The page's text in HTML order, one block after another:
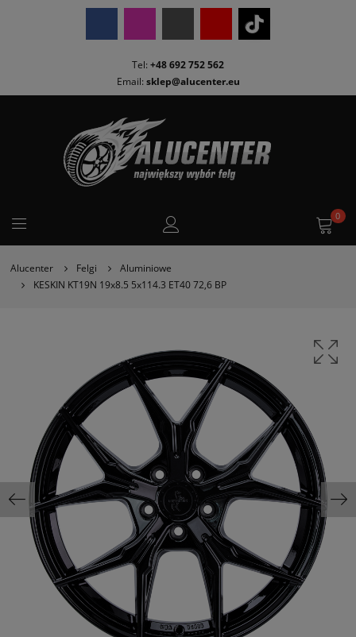
Tel: +48 692 752 562
Email: sklep@alucenter.eu
0
Alucenter Felgi
Aluminiowe
KESKIN KT19N 19x8.5 5x114.3 ET40 72,6 BP